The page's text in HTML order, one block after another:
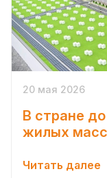
20 мая 2026
В стране
жилых
Читать далее